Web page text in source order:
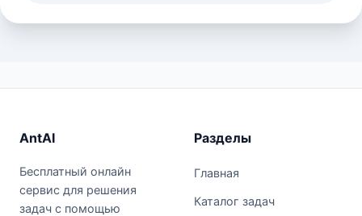
AntAI
Бесплатный онлайн
сервис для решения
задач с помощью
Разделы
Главная
Каталог задач